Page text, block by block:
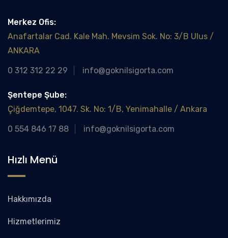
Merkez Ofis:
Anafartalar Cad. Kale Mah. Mevsim Sok. No: 3/B Ulus /
ANKARA
0 312 312 22 29 info@goknilsigorta.com
Şentepe Şube:
Çiğdemtepe, 1047. Sk. No: 1/B, Yenimahalle / Ankara
0 554 846 17 88 info@goknilsigorta.com
Hızlı Menü
Hakkımızda
Hizmetlerimiz